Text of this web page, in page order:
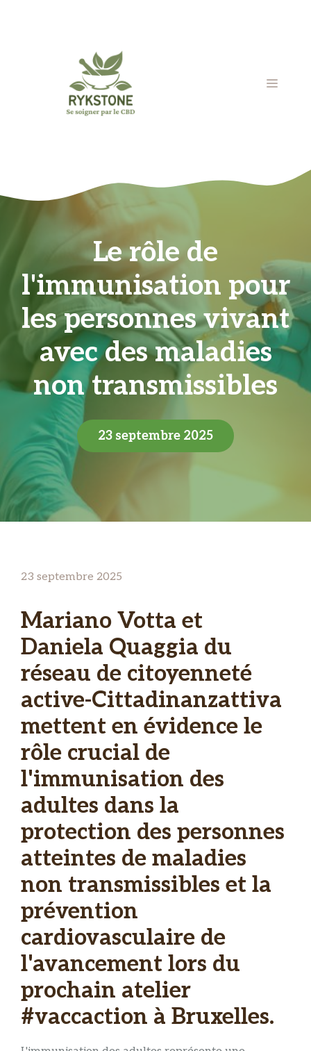
MENU
Le rôle de
l'immunisation pour
les personnes vivant
avec des maladies
non transmissibles
23 septembre 2025
23 septembre 2025
Mariano Votta et
Daniela Quaggia du
réseau de citoyenneté
active-Cittadinanzattiva
mettent en évidence le
rôle crucial de
l'immunisation des
adultes dans la
protection des personnes
atteintes de maladies
non transmissibles et la
prévention
cardiovasculaire de
l'avancement lors du
prochain atelier
#vaccaction à Bruxelles.